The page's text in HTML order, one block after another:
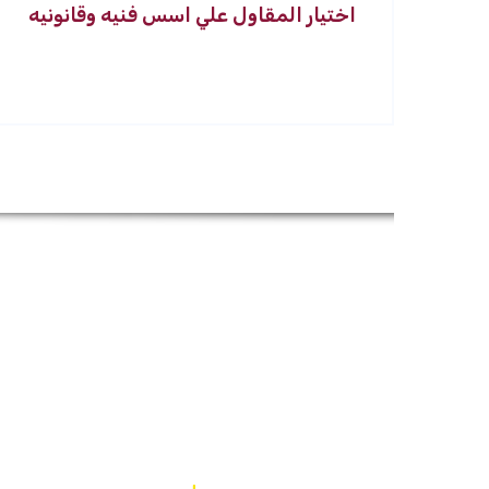
اختيار المقاول علي اسس فنيه وقانونيه